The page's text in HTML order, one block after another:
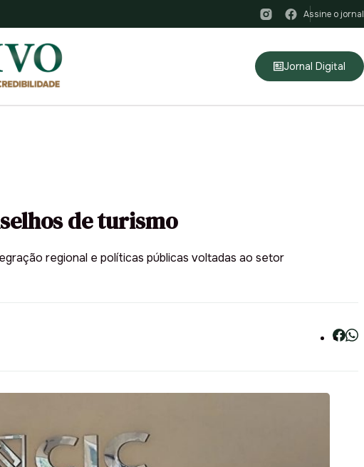
Assine o jornal
Jornal Digital
de turismo
regional e políticas públicas voltadas ao setor